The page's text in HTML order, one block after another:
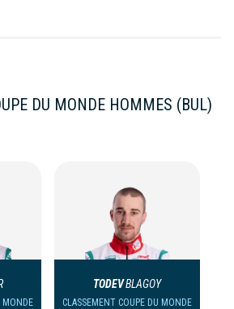
DU MONDE HOMMES (BUL)
MONDE
TODEVBLAGOY
CLASSEMENT COUPE DU MONDE